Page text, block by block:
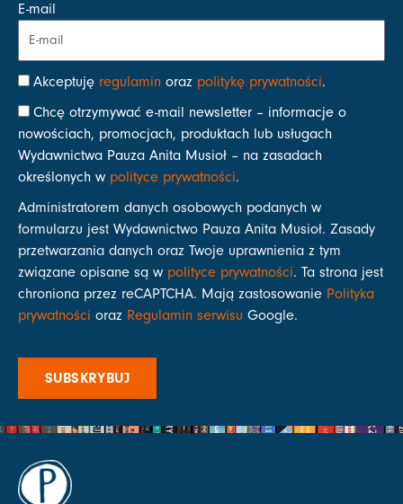
E-mail
Akceptuję regulamin oraz politykę prywatności.
Chcę otrzymywać e-mail newsletter – informacje o
nowościach, promocjach, produktach lub usługach
Wydawnictwa Pauza Anita Musioł – na zasadach
określonych w polityce prywatności.
Administratorem danych osobowych podanych w
formularzu jest Wydawnictwo Pauza Anita Musioł. Zasady
przetwarzania danych oraz Twoje uprawnienia z tym
związane opisane są w polityce prywatności. Ta strona jest
chroniona przez reCAPTCHA. Mają zastosowanie Polityka
prywatności oraz Regulamin serwisu Google.
SUBSKRYBUJ